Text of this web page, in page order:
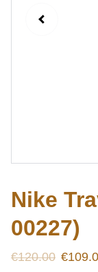
Nike
00227)
€120.00